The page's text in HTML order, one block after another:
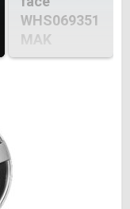
WHS069351
MAK